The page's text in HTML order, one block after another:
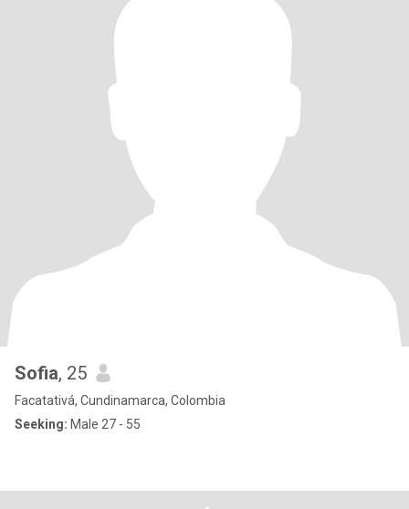
Sofia, 25
Facatativá, Cundinamarca, Colombia
Seeking: Male 27 - 55